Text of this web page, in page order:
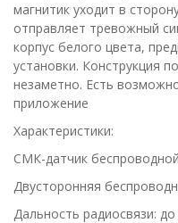
магнитик уходит в
отправляет тревожный
корпус белого цвета,
установки. Конструкция
незаметно. Есть
приложение
Характеристики:
СМК-датчик
Двусторонняя
Дальность радиосвязи: